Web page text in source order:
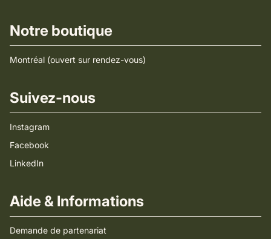
Notre boutique
Montréal (ouvert sur rendez-vous)
Suivez-nous
Instagram
Facebook
LinkedIn
Aide & Informations
Demande de partenariat